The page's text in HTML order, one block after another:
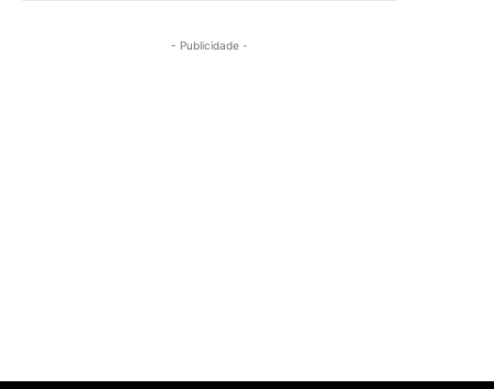
- Publicidade -